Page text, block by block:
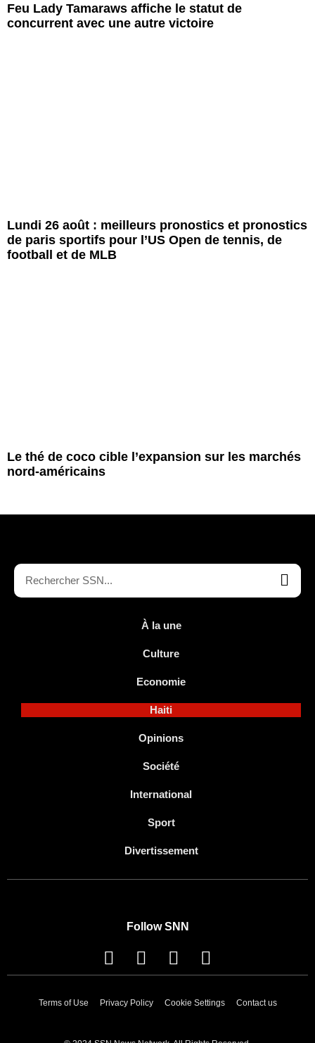
Feu Lady Tamaraws affiche le statut de
concurrent avec une autre victoire
Lundi 26 août : meilleurs pronostics et pronostics
de paris sportifs pour l’US Open de tennis, de
football et de MLB
Le thé de coco cible l’expansion sur les marchés
nord-américains
À la une
Culture
Economie
Haiti
Opinions
Société
International
Sport
Divertissement
Follow SNN
Terms of Use Privacy Policy Cookie Settings Contact us